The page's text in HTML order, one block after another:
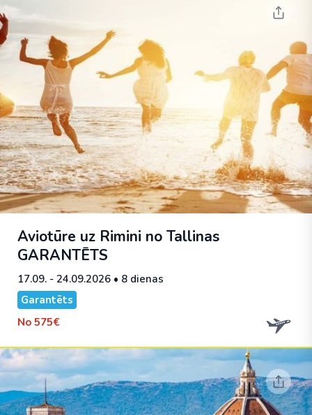
Aviotūre uz Rimini no Tallinas
GARANTĒTS
17.09. - 24.09.2026 • 8 dienas
Garantēts
No 575€